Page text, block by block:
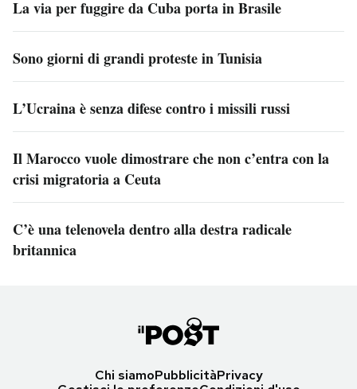
La via per fuggire da Cuba porta in Brasile
Sono giorni di grandi proteste in Tunisia
L’Ucraina è senza difese contro i missili russi
Il Marocco vuole dimostrare che non c’entra con la
crisi migratoria a Ceuta
C’è una telenovela dentro alla destra radicale
britannica
Chi siamoPubblicitàPrivacy